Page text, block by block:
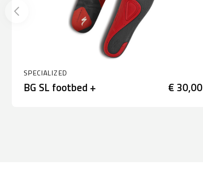
SPECIALIZED
BG SL footbed + € 30,00